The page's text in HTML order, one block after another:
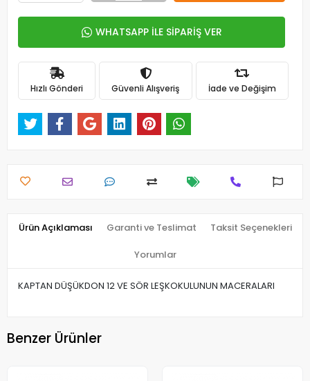
WHATSAPP İLE SİPARİŞ VER
Hızlı Gönderi Güvenli Alışveriş İade ve Değişim
Ürün Açıklaması Garanti ve Teslimat Taksit Seçenekleri
Yorumlar
KAPTAN DÜŞÜKDON 12 VE SÖR LEŞKOKULUNUN MACERALARI
Benzer Ürünler